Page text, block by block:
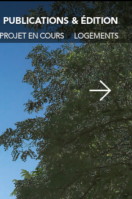
PROJET EN COURS LOGEMENTS
PUBLICATIONS & ÉDITION
→